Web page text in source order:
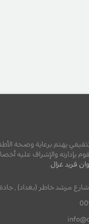
يهتم برعاية وصحة
بإدارته والإشراف عليه
فريد غزال
مرشد خاطر (بغداد) ,